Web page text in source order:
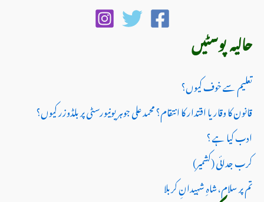
حالیہ پوسٹیں
تعلیم سے خوف کیوں؟
قانون کا وقار یا اقتدار کا انتقام؟ محمد علی جوہر یونیورسٹی پر بلڈوزر کیوں؟
ادب کیا ہے ؟
کرب جدائی (کشمیر)
تم پر سلام،شاہِ شہیدانِ کربلا